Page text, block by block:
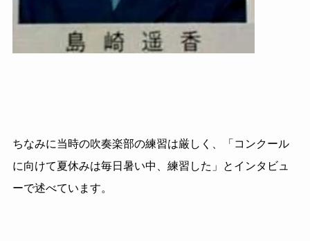
ちなみに当時の吹奏楽部の練習は厳しく、「コンクール
に向けて夏休みは毎日暑い中、練習した」とインタビュ
ーで述べています。